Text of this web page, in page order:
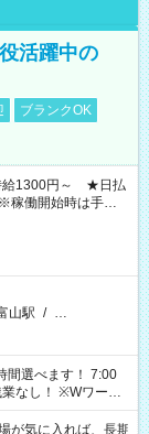
活躍中の
ブランクOK
給1300円～ ★日払
働開始時は手続き
山駅 / …
ワーク
業はご案内できま
会保険への加入対
気に入れば、長期